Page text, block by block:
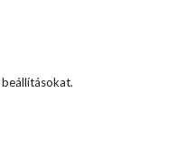
beállításokat.